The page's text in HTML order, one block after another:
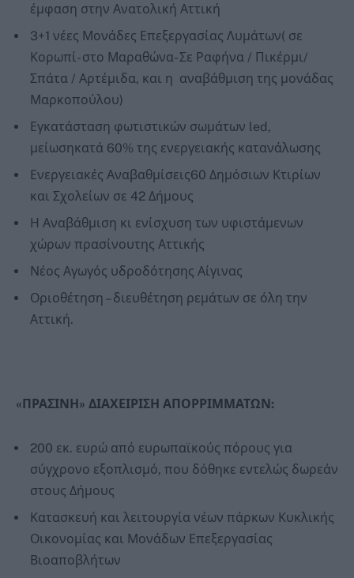
έμφαση στην Ανατολική Αττική
3+1 νέες Μονάδες Επεξεργασίας Λυμάτων( σε
Κορωπί- στο Μαραθώνα- Σε Ραφήνα / Πικέρμι/
Σπάτα / Αρτέμιδα, και η αναβάθμιση της μονάδας
Μαρκοπούλου)
Εγκατάσταση φωτιστικών σωμάτων led,
μείωσηκατά 60% της ενεργειακής κατανάλωσης
Ενεργειακές Αναβαθμίσεις60 Δημόσιων Κτιρίων
και Σχολείων σε 42 Δήμους
Η Αναβάθμιση κι ενίσχυση των υφιστάμενων
χώρων πρασίνουτης Αττικής
Νέος Αγωγός υδροδότησης Αίγινας
Οριοθέτηση – διευθέτηση ρεμάτων σε όλη την
Αττική.
«ΠΡΑΣΙΝΗ» ΔΙΑΧΕΙΡΙΣΗ ΑΠΟΡΡΙΜΜΑΤΩΝ:
200 εκ. ευρώ από ευρωπαϊκούς πόρους για
σύγχρονο εξοπλισμό, που δόθηκε εντελώς δωρεάν
στους Δήμους
Κατασκευή και λειτουργία νέων πάρκων Κυκλικής
Οικονομίας και Μονάδων Επεξεργασίας
Βιοαποβλήτων